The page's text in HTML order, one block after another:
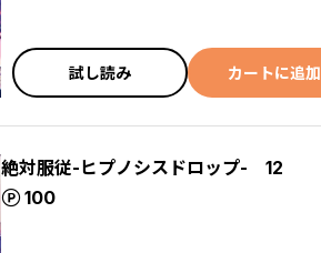
試し読み カートに追加
絶対服従-ヒプノシスドロップ- 12
100